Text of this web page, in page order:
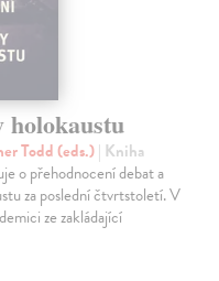
Todd (eds.)| Kniha
o přehodnocení debat a
za poslední čtvrtstoletí. V
ze zakládající